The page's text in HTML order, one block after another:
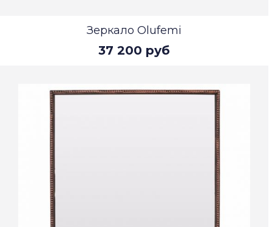
Зеркало Olufemi
37 200 руб